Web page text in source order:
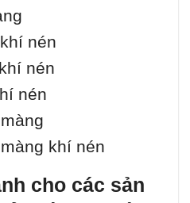
nén
nén
nén
khí nén
cho các sản